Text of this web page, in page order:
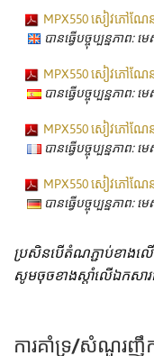
MPX550 សៀវភៅណែន
បានធ្វើបច្ចុប្បន្នភាព: ម
MPX550 សៀវភៅណែន
បានធ្វើបច្ចុប្បន្នភាព: ម
MPX550 សៀវភៅណែន
បានធ្វើបច្ចុប្បន្នភាព: ម
MPX550 សៀវភៅណែន
បានធ្វើបច្ចុប្បន្នភាព: ម
ប្រសិនបើតំណភ្ជាប់ខាងលើប
សូមចុចខាងស្តាំលើឯកសារ
ការគាំទ្រ/សំណួរញឹ